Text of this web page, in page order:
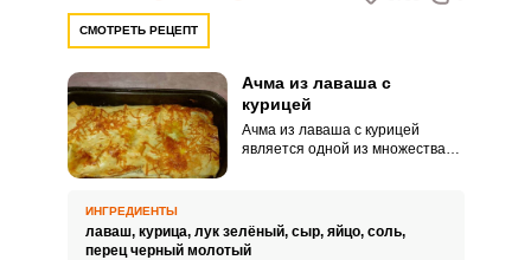
СМОТРЕТЬ РЕЦЕПТ
Ачма из лаваша с
курицей
Ачма из лаваша с курицей
является одной из множества
предварительно отварить или
использовать то, что осталось с
ИНГРЕДИЕНТЫ
лаваш, курица, лук зелёный, сыр, яйцо, соль,
перец черный молотый